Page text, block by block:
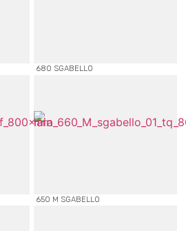
680 SGABELLO
650 M SGABELLO